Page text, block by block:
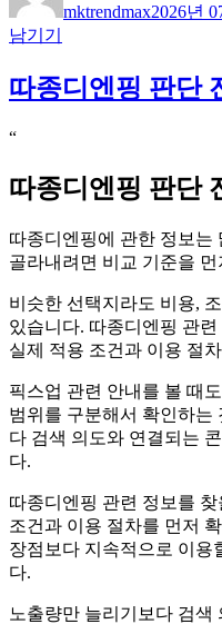
이
mktrendmax일
2026년
남기기
따종디엔핑 판단
“
따종디엔핑 판단
따종디엔핑에 관한 정보는
골라내려면 비교 기준을
비슷한 선택지라도 비용,
있습니다. 따종디엔핑 관
실제 적용 조건과 이용 절
픽스업 관련 안내를 볼 때
범위를 구분해서 확인하는
다 검색 의도와 연결되는
다.
따종디엔핑 관련 정보를
조건과 이용 절차를 먼저
장점보다 지속적으로 이용
다.
노출량만 늘리기보다 검색